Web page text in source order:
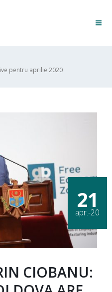
pentru aprilie 2020
21
apr.-20
CIOBANU: